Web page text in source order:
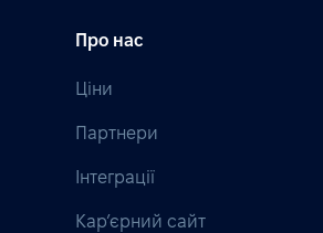
Про нас
Ціни
Партнери
Інтеграції
Кар’єрний сайт